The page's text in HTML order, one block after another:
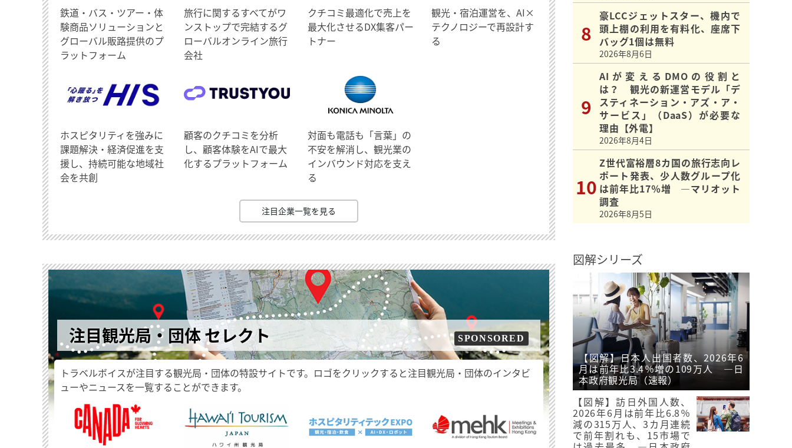
鉄道・バス・ツアー・体
験商品ソリューションと
グローバル販路提供のプ
ラットフォーム
旅行に関するすべてがワ
ンストップで完結するグ
ローバルオンライン旅行
会社
クチコミ最適化で売上を
最大化させるDX集客パー
トナー
観光・宿泊運営を、AI×
テクノロジーで再設計す
る
ホスピタリティを強みに
課題解決・経済促進を支
援し、持続可能な地域社
会を共創
顧客のクチコミを分析
し、顧客体験をAIで最大
化するプラットフォーム
対面も電話も「言葉」の
不安を解消し、観光業の
インバウンド対応を支え
る
注目企業一覧を見る
注目観光局・団体 セレクト SPONSORED
トラベルボイスが注目する観光局・団体の特設サイトです。ロゴをクリックすると注目観光局・団体のインタビ
ューやニュースを一覧することができます。
豪LCCジェットスター、機内で
頭上棚の利用を有料化、座席下
バッグ1個は無料
2026年8月6日
AIが変えるDMOの役割と
は？ 観光の新運営モデル「デ
スティネーション・アズ・ア・
サービス」（DaaS）が必要な
理由【外電】
2026年8月4日
Z世代富裕層8カ国の旅行志向レ
ポート発表、少人数グループ化
は前年比17％増 ―マリオット
調査
2026年8月5日
図解シリーズ
【図解】日本人出国者数、2026年6
月は前年比3.4％増の109万人 ―日
本政府観光局（速報）
【図解】訪日外国人数、
2026年6月は前年比6.8％
減の315万人、3カ月連続
で前年割れも、15市場で